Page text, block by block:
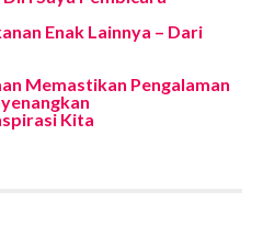
Enak Lainnya – Dari
Memastikan Pengalaman
Kita